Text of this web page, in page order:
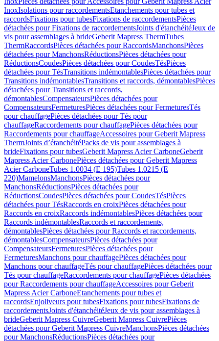
InoxIsolations pour raccordementsEtanchements pour tubes et
raccordsFixations pour tubesFixations de raccordementsPièces
détachées pour Fixations de raccordementsJoints d'étanchéitéJeux de
vis pour assemblages à brideGeberit Mapress ThermTubes
ThermRaccordsPièces détachées pour RaccordsManchonsPièces
détachées pour ManchonsRéductionsPièces détachées pour
RéductionsCoudesPièces détachées pour CoudesTésPièces
détachées pour TésTransitions indémontablesPièces détachées pour
Transitions indémontablesTransitions et raccords, démontablesPièces
détachées pour Transitions et raccords,
démontablesCompensateursPièces détachées pour
CompensateursFermeturesPièces détachées pour FermeturesTés
pour chauffagePièces détachées pour Tés pour
chauffageRaccordements pour chauffagePièces détachées pour
Raccordements pour chauffageAccessoires pour Geberit Mapress
ThermJoints d’étanchéitéPacks de vis pour assemblages à
brideFixations pour tubesGeberit Mapress Acier CarboneGeberit
Mapress Acier CarbonePièces détachées pour Geberit Mapress
Acier CarboneTubes 1.0034 (E 195)Tubes 1.0215 (E
220)MamelonsManchonsPièces détachées pour
ManchonsRéductionsPièces détachées pour
RéductionsCoudesPièces détachées pour CoudesTésPièces
détachées pour TésRaccords en croixPièces détachées pour
Raccords en croixRaccords indémontablesPièces détachées pour
Raccords indémontablesRaccords et raccordements,
démontablesPièces détachées pour Raccords et raccordements,
démontablesCompensateursPièces détachées pour
CompensateursFermeturesPièces détachées pour
FermeturesManchons pour chauffagePièces détachées pour
Manchons pour chauffageTés pour chauffagePièces détachées pour
Tés pour chauffageRaccordements pour chauffagePièces détachées
pour Raccordements pour chauffageAccessoires pour Geberit
Mapress Acier CarboneEtanchements pour tubes et
raccordsEnjoliveurs pour tubesFixations pour tubesFixations de
raccordementsJoints d'étanchéitéJeux de vis pour assemblages à
brideGeberit Mapress CuivreGeberit Mapress CuivrePièces
détachées pour Geberit Mapress CuivreManchonsPièces détachées
pour ManchonsRéductionsPièces détachées pour